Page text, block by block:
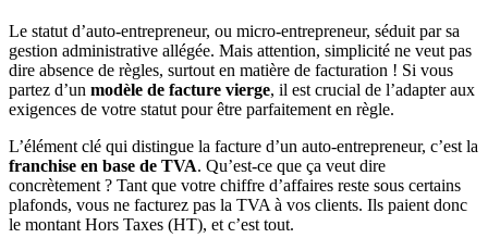
Le statut d’auto-entrepreneur, ou micro-entrepreneur, séduit par sa
gestion administrative allégée. Mais attention, simplicité ne veut pas
dire absence de règles, surtout en matière de facturation ! Si vous
partez d’un modèle de facture vierge, il est crucial de l’adapter aux
exigences de votre statut pour être parfaitement en règle.
L’élément clé qui distingue la facture d’un auto-entrepreneur, c’est la
franchise en base de TVA. Qu’est-ce que ça veut dire
concrètement ? Tant que votre chiffre d’affaires reste sous certains
plafonds, vous ne facturez pas la TVA à vos clients. Ils paient donc
le montant Hors Taxes (HT), et c’est tout.